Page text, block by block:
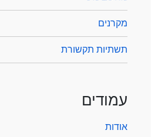
מקרנים
תשתיות תקשורת
עמודים
אודות